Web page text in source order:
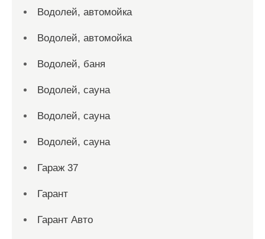
Водолей, автомойка
Водолей, автомойка
Водолей, баня
Водолей, сауна
Водолей, сауна
Водолей, сауна
Гараж 37
Гарант
Гарант Авто